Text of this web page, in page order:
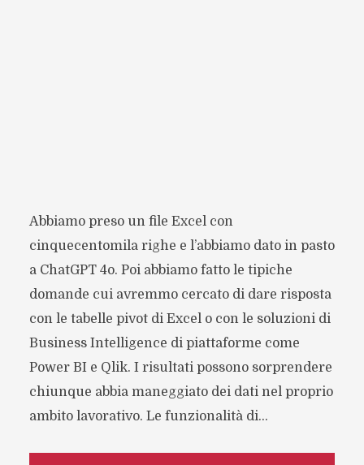
Abbiamo preso un file Excel con
cinquecentomila righe e l’abbiamo dato in pasto
a ChatGPT 4o. Poi abbiamo fatto le tipiche
domande cui avremmo cercato di dare risposta
con le tabelle pivot di Excel o con le soluzioni di
Business Intelligence di piattaforme come
Power BI e Qlik. I risultati possono sorprendere
chiunque abbia maneggiato dei dati nel proprio
ambito lavorativo. Le funzionalità di...